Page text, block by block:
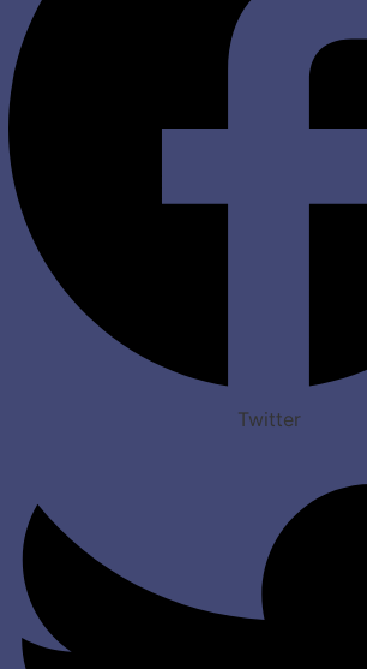
Twitter